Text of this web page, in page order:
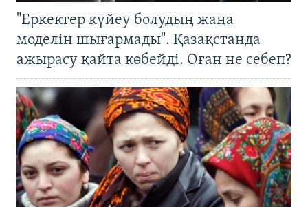
"Еркектер күйеу болудың жаңа
моделін шығармады". Қазақстанда
ажырасу қайта көбейді. Оған не себеп?